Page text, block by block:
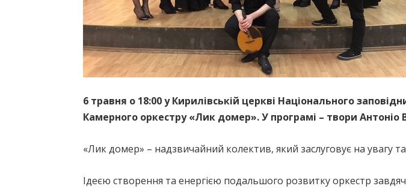
6 травня о 18:00 у Кирилівській церкві Національного
Камерного оркестру «Лик домер». У програмі – твори Антоніо
«Лик домер» – надзвичайний колектив, який заслуговує на увагу
Ідеєю створення та енергією подальшого розвитку оркестр